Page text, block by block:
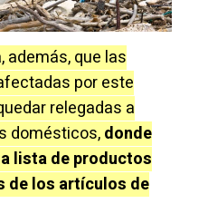
además, que las
por este
relegadas a
domésticos,donde
lista de productos
de los artículos de